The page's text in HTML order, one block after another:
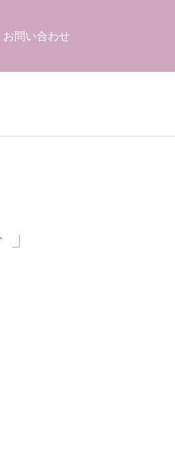
お問い合わせ